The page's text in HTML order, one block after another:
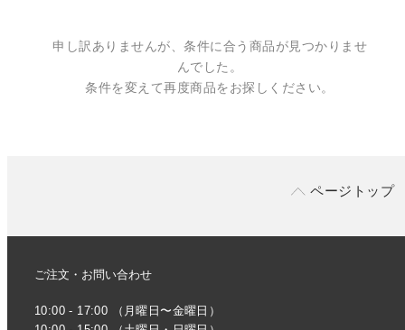
申し訳ありませんが、条件に合う商品が見つかりませ
んでした。
条件を変えて再度商品をお探しください。
ページトップ
ご注文・お問い合わせ
10:00 - 17:00 （月曜日〜金曜日）